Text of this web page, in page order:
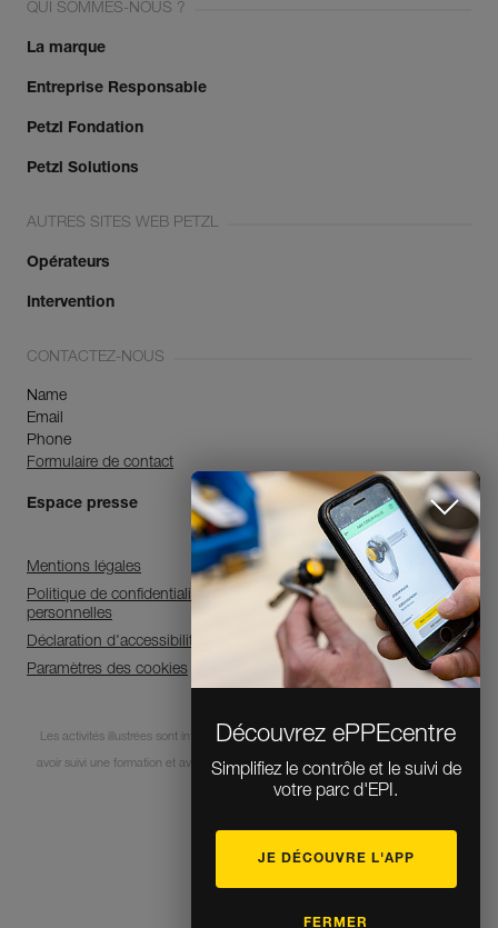
Découvrez ePPEcentre
Simplifiez le contrôle et le suivi de
votre parc d'EPI.
JE DÉCOUVRE L'APP
FERMER
QUI SOMMES-NOUS ?
La marque
Entreprise Responsable
Petzl Fondation
Petzl Solutions
AUTRES SITES WEB PETZL
Opérateurs
Intervention
CONTACTEZ-NOUS
Name
Email
Phone
Formulaire de contact
Espace presse
Mentions légales
Politique de confidentialité et de traitement des données
personnelles
Déclaration d'accessibilité
Paramètres des cookies
Les activités illustrées sont intrinsèquement dangereuses. Chaque utilisateur doit
avoir suivi une formation et avoir des compétences pour l’usage des équipements
lors de ces activités.
© 1995-2026 Petzl